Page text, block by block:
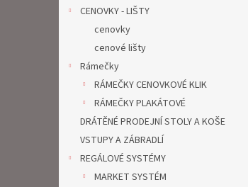
CENOVKY - LIŠTY
cenovky
cenové lišty
Rámečky
RÁMEČKY CENOVKOVÉ KLIK
RÁMEČKY PLAKÁTOVÉ
DRÁTĚNÉ PRODEJNÍ STOLY A KOŠE
VSTUPY A ZÁBRADLÍ
REGÁLOVÉ SYSTÉMY
MARKET SYSTÉM